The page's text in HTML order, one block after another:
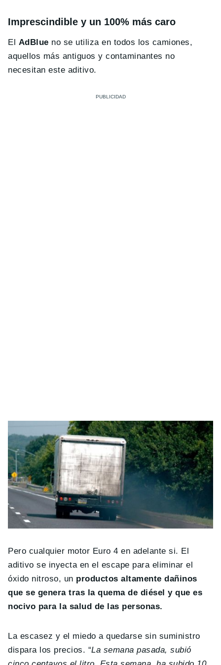
Imprescindible y un 100% más caro
El AdBlue no se utiliza en todos los camiones,
aquellos más antiguos y contaminantes no
necesitan este aditivo.
Pero cualquier motor Euro 4 en adelante si. El
aditivo se inyecta en el escape para eliminar el
óxido nitroso, un productos altamente dañinos
que se genera tras la quema de diésel y que es
nocivo para la salud de las personas.
La escasez y el miedo a quedarse sin suministro
dispara los precios. “La semana pasada, subió